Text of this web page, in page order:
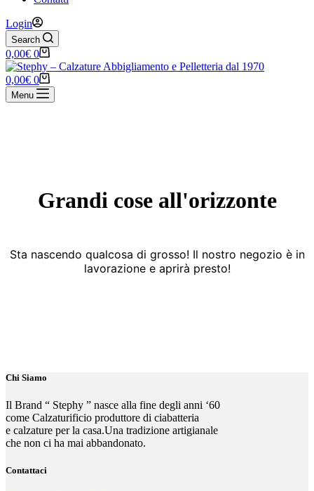
Login
Search
Carrello
0,00€ 0
Carrello
0,00€ 0
Menu
Grandi cose all'orizzonte
Sta nascendo qualcosa di grosso! Il nostro negozio è in
lavorazione e aprirà presto!
Chi Siamo
Il Brand “ Stephy ” nasce alla fine degli anni ‘60
come Calzaturificio produttore di ciabatteria
e calzature per la casa.Una tradizione artigianale
che non ci ha mai abbandonato.
Contattaci